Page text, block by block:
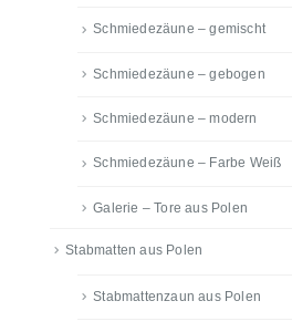
Schmiedezäune – gemischt
Schmiedezäune – gebogen
Schmiedezäune – modern
Schmiedezäune – Farbe Weiß
Galerie – Tore aus Polen
Stabmatten aus Polen
Stabmattenzaun aus Polen